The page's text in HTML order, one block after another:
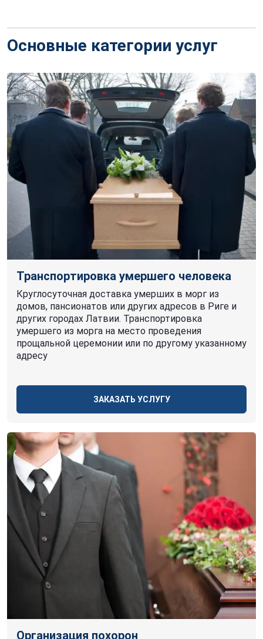
Основные категории услуг
Транспортировка умершего человека
Круглосуточная доставка умерших в морг из
домов, пансионатов или других адресов в Риге и
других городах Латвии. Транспортировка
умершего из морга на место проведения
прощальной церемонии или по другому указанному
адресу
ЗАКАЗАТЬ УСЛУГУ
Организация похорон